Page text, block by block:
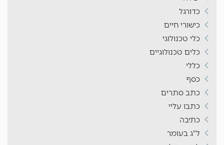
כדורגל
כישורי חיים
כלי טכנולוגי
כלים טכנולוגיים
כללי
כסף
כתב סתרים
כתבו עליי
כתיבה
ל"ג בעומר